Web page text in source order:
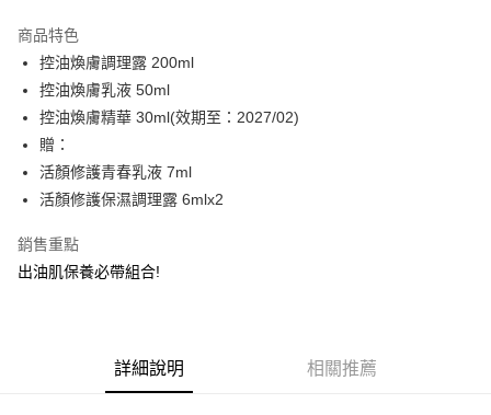
Apple Pay
街口支付
悠遊付
Google Pay
每筆NT$60，滿NT$2,000(含以上)免運費
商品特色
控油煥膚調理露 200ml
控油煥膚乳液 50ml
控油煥膚精華 30ml(效期至：2027/02)
贈：
活顏修護青春乳液 7ml
活顏修護保濕調理露 6mlx2
銷售重點
出油肌保養必帶組合!
詳細說明 相關推薦